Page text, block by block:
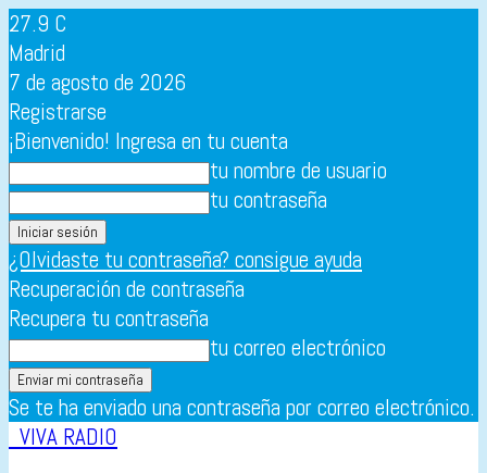
27.9 C
Madrid
7 de agosto de 2026
Registrarse
¡Bienvenido! Ingresa en tu cuenta
tu nombre de usuario
tu contraseña
¿Olvidaste tu contraseña? consigue ayuda
Recuperación de contraseña
Recupera tu contraseña
tu correo electrónico
Se te ha enviado una contraseña por correo electrónico.
VIVA RADIO